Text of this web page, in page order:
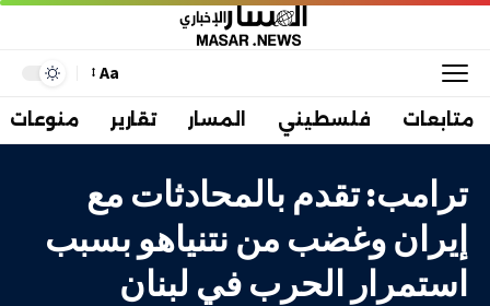
Aa
متابعات فلسطيني المسار تقارير منوعات
ترامب: تقدم بالمحادثات مع
إيران وغضب من نتنياهو بسبب
استمرار الحرب في لبنان